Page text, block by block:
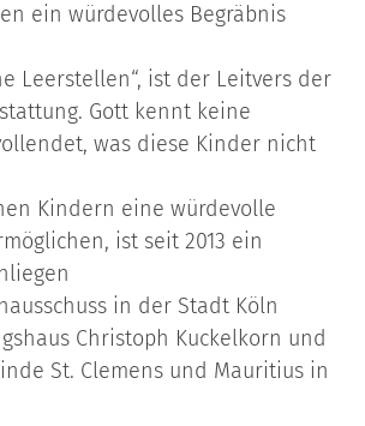
ein würdevolles Begräbnis
Leerstellen“, ist der Leitvers der
Gott kennt keine
was diese Kinder nicht
Kindern eine würdevolle
ist seit 2013 ein
in der Stadt Köln
Christoph Kuckelkorn und
St. Clemens und Mauritius in